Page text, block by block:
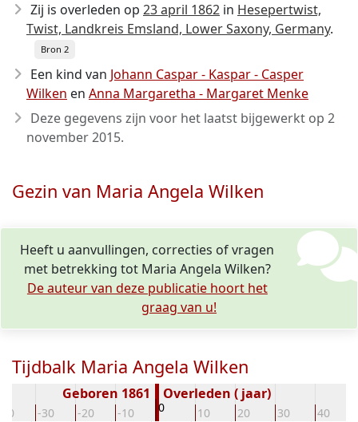
Zij is overleden op 23 april 1862 in Hesepertwist,
Twist, Landkreis Emsland, Lower Saxony, Germany.
Bron 2
Een kind van Johann Caspar - Kaspar - Casper
Wilken en Anna Margaretha - Margaret Menke
Deze gegevens zijn voor het laatst bijgewerkt op 2
november 2015.
Gezin van Maria Angela Wilken
Heeft u aanvullingen, correcties of vragen
met betrekking tot Maria Angela Wilken?
De auteur van deze publicatie hoort het
graag van u!
Tijdbalk Maria Angela Wilken
-30 -20 -10 0 10 20 30 40
Geboren 1861 Overleden ( jaar)